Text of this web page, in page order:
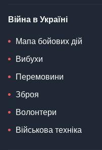
Війна в Україні
Мапа бойових дій
Вибухи
Перемовини
Зброя
Волонтери
Військова техніка